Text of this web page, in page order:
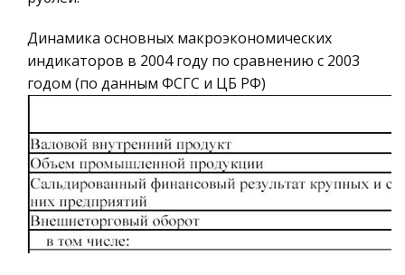
Физкультура и Спорт, Здоровье
Гражданская оборона
Религия
Уголовный процесс
Таможенное право
Международное частное право
Динамика основных макроэкономических
индикаторов в 2004 году по сравнению с 2003
годом (по данным ФСГС и ЦБ РФ)